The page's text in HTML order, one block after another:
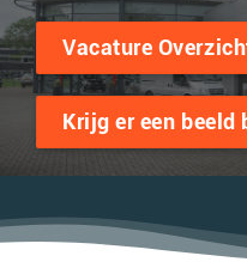
Vacature
Krijg er een beeld